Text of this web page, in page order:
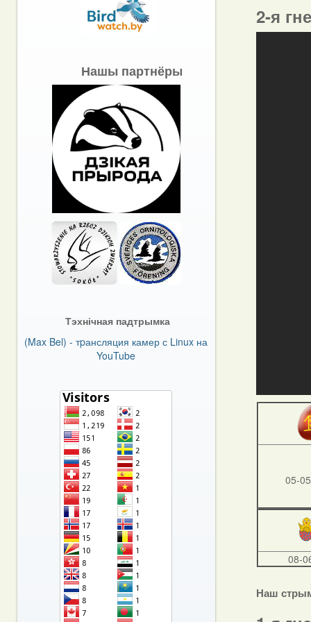
2-я
05-
08-
Наш
Нашы партнёры
Тэхнічная падтрымка
(Max Bel) - тpансляция камер с Linux на
YouTube